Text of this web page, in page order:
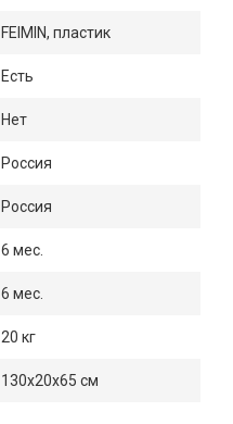
FEIMIN, пластик
Есть
Нет
Россия
Россия
6 мес.
6 мес.
20 кг
130x20x65 см